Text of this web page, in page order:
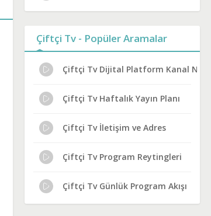
Çiftçi Tv - Popüler Aramalar
Çiftçi Tv Dijital Platform Kanal No
Çiftçi Tv Haftalık Yayın Planı
Çiftçi Tv İletişim ve Adres
Çiftçi Tv Program Reytingleri
Çiftçi Tv Günlük Program Akışı